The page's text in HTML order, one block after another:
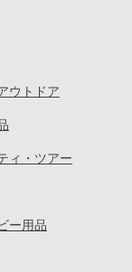
ウトドア
ィ・ツアー
ー用品